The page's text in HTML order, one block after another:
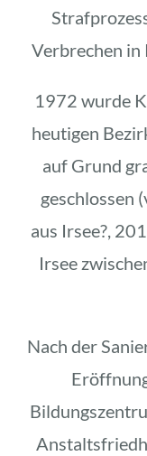
Verbrechen in
1972 wurde
heutigen
auf Grund
geschlossen
aus Irsee?,
Irsee
Nach der